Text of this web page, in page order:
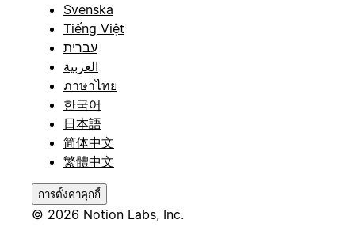
Svenska
Tiếng Việt
עברית
العربية
ภาษาไทย
한국어
日本語
简体中文
繁體中文
การตั้งค่าคุกกี้
© 2026 Notion Labs, Inc.